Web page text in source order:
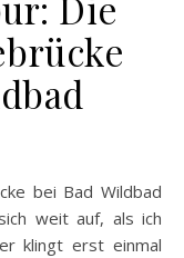
weit auf, als ich
klingt erst einmal